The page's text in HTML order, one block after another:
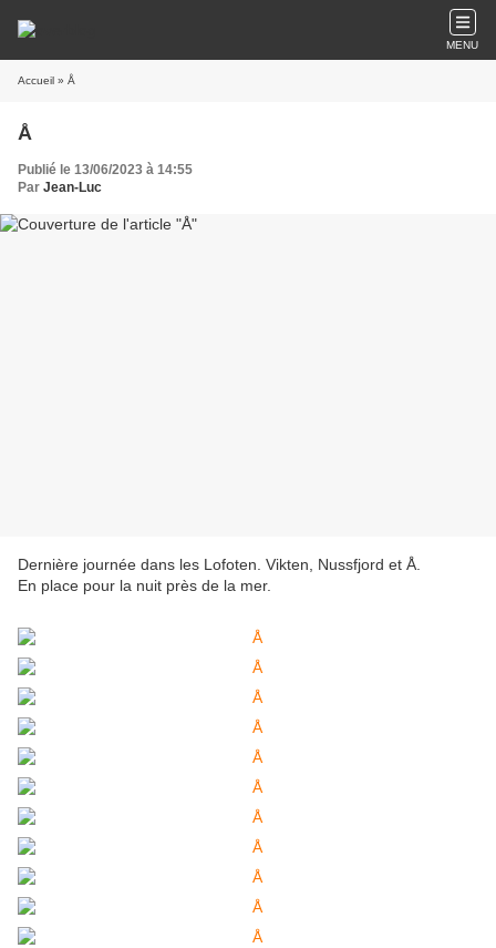
MENU
Accueil » Å
Å
Publié le 13/06/2023 à 14:55
Par Jean-Luc
Dernière journée dans les Lofoten. Vikten, Nussfjord et Å.
En place pour la nuit près de la mer.